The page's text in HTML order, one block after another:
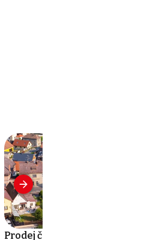
Prodej činžovního domu 302